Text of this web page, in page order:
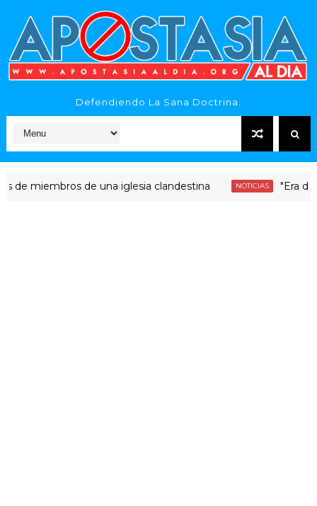
Defendiendo La Sana Doctrina.
de una iglesia clandestina NOTICIAS "Era dinero